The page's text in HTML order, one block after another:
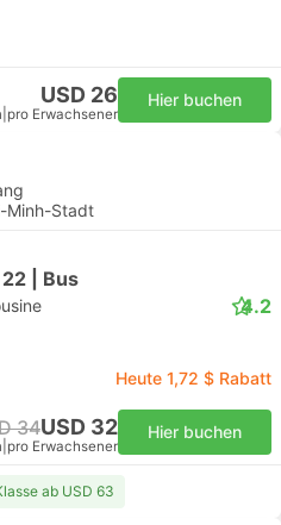
USD 26
pro Erwachsener
Hier buchen
Minh-Stadt
| Bus
4.2
Heute 1,72 $ Rabatt
34USD 32
pro Erwachsener
Hier buchen
ab USD 63